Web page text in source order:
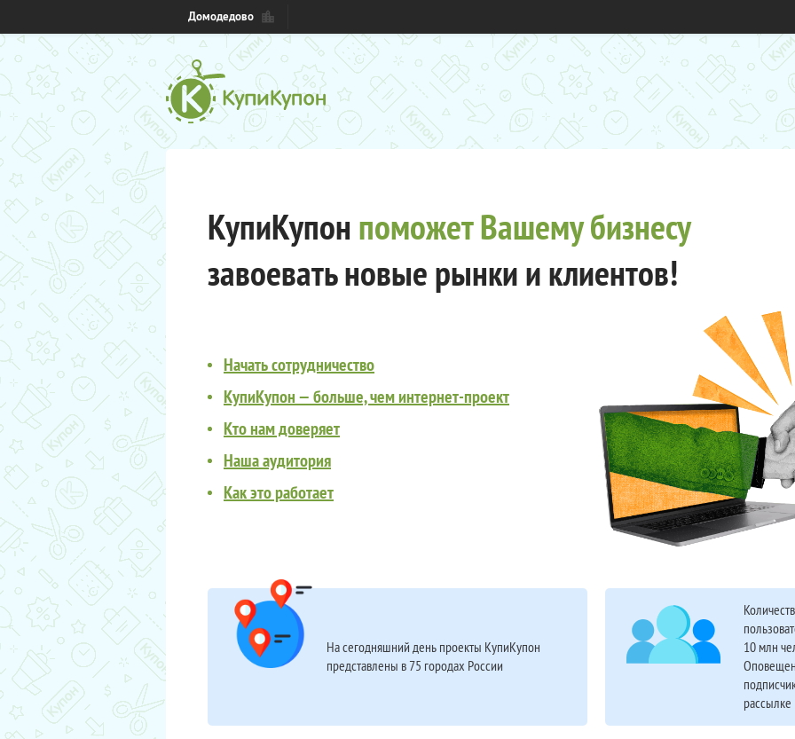
Домодедово
КупиКупон поможет Вашему бизнесу
завоевать новые рынки и клиентов!
Начать сотрудничество
КупиКупон — больше, чем интернет-проект
Кто нам доверяет
Наша аудитория
Как это работает
На сегодняшний день проекты КупиКупон
представлены в 75 городах России
10 млн
рассылке